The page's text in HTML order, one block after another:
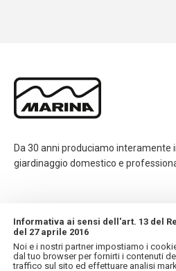
Da 30 anni produciamo interamente
giardinaggio domestico e
INFORMAZIONI
Informativa ai sensi dell'art. 13 del
del 27 aprile 2016
Noi e i nostri partner impostiamo i
dal tuo browser per fornirti i contenuti
traffico sul sito ed effettuare analisi